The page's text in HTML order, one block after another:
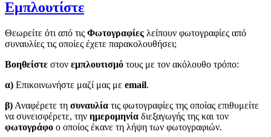
Εμπλουτίστε
Θεωρείτε ότι από τις Φωτογραφίες λείπουν φωτογραφίες από
συναυλίες τις οποίες έχετε παρακολουθήσει;
Βοηθείστε στον εμπλουτισμό τους με τον ακόλουθο τρόπο:
α) Επικοινωνήστε μαζί μας με email.
β) Αναφέρετε τη συναυλία τις φωτογραφίες της οποίας επιθυμείτε
να συνεισφέρετε, την ημερομηνία διεξαγωγής της και τον
φωτογράφο ο οποίος έκανε τη λήψη των φωτογραφιών.